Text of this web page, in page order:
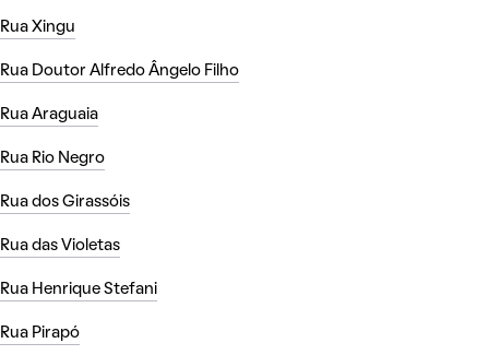
Rua Xingu
Rua Doutor Alfredo Ângelo Filho
Rua Araguaia
Rua Rio Negro
Rua dos Girassóis
Rua das Violetas
Rua Henrique Stefani
Rua Pirapó